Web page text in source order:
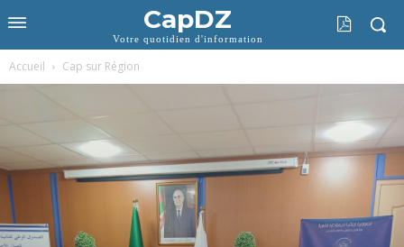
CapDZ
Votre quotidien d'information
Accueil Cap sur Région